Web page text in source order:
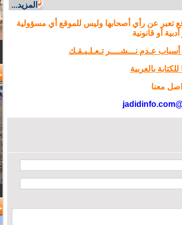
المزيد...
تعبر عن رأي أصحابها وليس للموقع أي مسؤولية
أدبية أو قانونية
أسباب عـدم نـــشــــر تـعـلـيـقـك
بالعربية
معنا